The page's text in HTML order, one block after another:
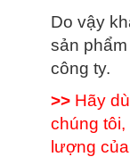
Do vậy
sản
công ty.
>> Hãy
chúng
lượng